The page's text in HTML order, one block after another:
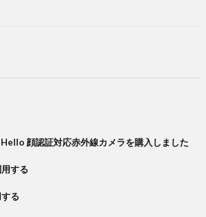
顔認証対応赤外線カメラを購入しました
する
る